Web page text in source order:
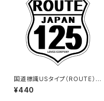
国道標識USタイプ（ROUTE）ス
テッカー 125号線（ホワイト）
¥440